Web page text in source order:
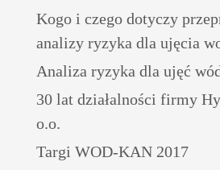
Kogo i czego dotyczy
analizy ryzyka dla ujęcia
Analiza ryzyka dla ujęć
30 lat działalności firmy
o.o.
Targi WOD-KAN 2017